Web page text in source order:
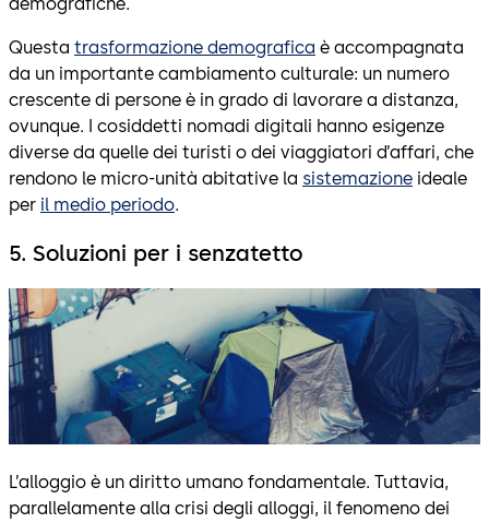
Questa trasformazione demografica è accompagnata
da un importante cambiamento culturale: un numero
crescente di persone è in grado di lavorare a distanza,
ovunque. I cosiddetti nomadi digitali hanno esigenze
diverse da quelle dei turisti o dei viaggiatori d’affari, che
rendono le micro-unità abitative la sistemazione ideale
per il medio periodo.
5. Soluzioni per i senzatetto
L’alloggio è un diritto umano fondamentale. Tuttavia,
parallelamente alla crisi degli alloggi, il fenomeno dei